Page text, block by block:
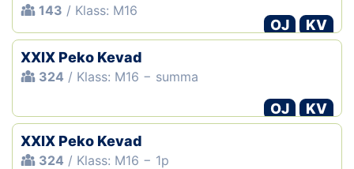
143 / Klass: M16
OJ
KV
XXIX Peko Kevad
324 / Klass: M16 − summa
OJ
KV
XXIX Peko Kevad
324 / Klass: M16 − 1p